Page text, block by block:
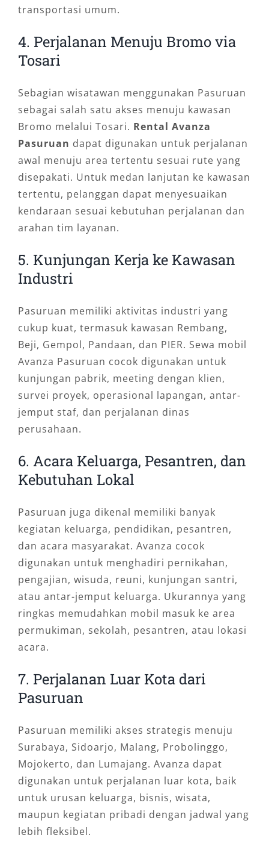
transportasi umum.
4. Perjalanan Menuju Bromo via
Tosari
Sebagian wisatawan menggunakan Pasuruan
sebagai salah satu akses menuju kawasan
Bromo melalui Tosari. Rental Avanza
Pasuruan dapat digunakan untuk perjalanan
awal menuju area tertentu sesuai rute yang
disepakati. Untuk medan lanjutan ke kawasan
tertentu, pelanggan dapat menyesuaikan
kendaraan sesuai kebutuhan perjalanan dan
arahan tim layanan.
5. Kunjungan Kerja ke Kawasan
Industri
Pasuruan memiliki aktivitas industri yang
cukup kuat, termasuk kawasan Rembang,
Beji, Gempol, Pandaan, dan PIER. Sewa mobil
Avanza Pasuruan cocok digunakan untuk
kunjungan pabrik, meeting dengan klien,
survei proyek, operasional lapangan, antar-
jemput staf, dan perjalanan dinas
perusahaan.
6. Acara Keluarga, Pesantren, dan
Kebutuhan Lokal
Pasuruan juga dikenal memiliki banyak
kegiatan keluarga, pendidikan, pesantren,
dan acara masyarakat. Avanza cocok
digunakan untuk menghadiri pernikahan,
pengajian, wisuda, reuni, kunjungan santri,
atau antar-jemput keluarga. Ukurannya yang
ringkas memudahkan mobil masuk ke area
permukiman, sekolah, pesantren, atau lokasi
acara.
7. Perjalanan Luar Kota dari
Pasuruan
Pasuruan memiliki akses strategis menuju
Surabaya, Sidoarjo, Malang, Probolinggo,
Mojokerto, dan Lumajang. Avanza dapat
digunakan untuk perjalanan luar kota, baik
untuk urusan keluarga, bisnis, wisata,
maupun kegiatan pribadi dengan jadwal yang
lebih fleksibel.